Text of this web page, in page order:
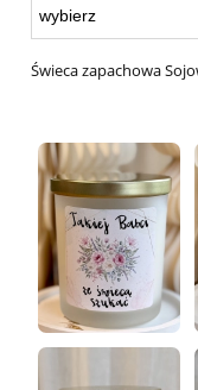
Świeca zapachowa